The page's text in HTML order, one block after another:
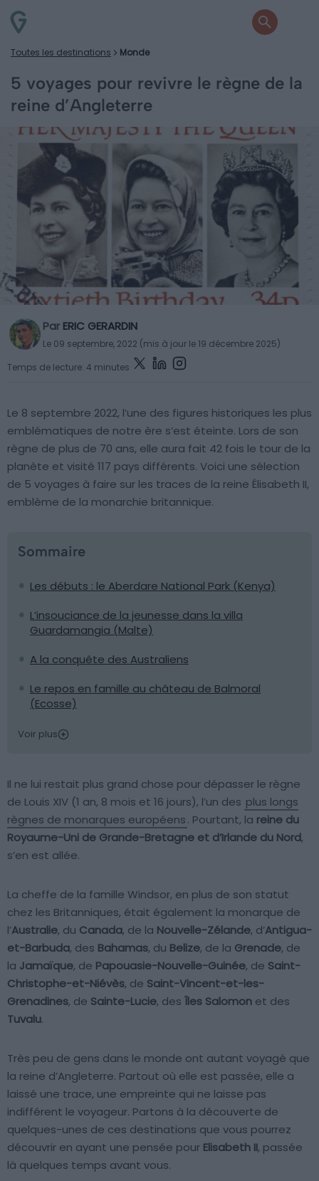
Toutes les destinations Monde
5 voyages pour revivre le règne de la
reine d’Angleterre
Par ERIC GERARDIN
Le 09 septembre, 2022 (mis à jour le 19 décembre 2025)
Temps de lecture: 4 minutes
Le 8 septembre 2022, l’une des figures historiques les plus
emblématiques de notre ère s’est éteinte. Lors de son
règne de plus de 70 ans, elle aura fait 42 fois le tour de la
planète et visité 117 pays différents. Voici une sélection
de 5 voyages à faire sur les traces de la reine Élisabeth II,
emblème de la monarchie britannique.
Sommaire
Les débuts : le Aberdare National Park (Kenya)
L’insouciance de la jeunesse dans la villa
Guardamangia (Malte)
A la conquête des Australiens
Le repos en famille au château de Balmoral
(Ecosse)
Voir plus
Il ne lui restait plus grand chose pour dépasser le règne
de Louis XIV (1 an, 8 mois et 16 jours), l’un des plus longs
règnes de monarques européens. Pourtant, la reine du
Royaume-Uni de Grande-Bretagne et d’Irlande du Nord,
s’en est allée.
La cheffe de la famille Windsor, en plus de son statut
chez les Britanniques, était également la monarque de
l’Australie, du Canada, de la Nouvelle-Zélande, d’Antigua-
et-Barbuda, des Bahamas, du Belize, de la Grenade, de
la Jamaïque, de Papouasie-Nouvelle-Guinée, de Saint-
Christophe-et-Niévès, de Saint-Vincent-et-les-
Grenadines, de Sainte-Lucie, des Îles Salomon et des
Tuvalu.
Très peu de gens dans le monde ont autant voyagé que
la reine d’Angleterre. Partout où elle est passée, elle a
laissé une trace, une empreinte qui ne laisse pas
indifférent le voyageur. Partons à la découverte de
quelques-unes de ces destinations que vous pourrez
découvrir en ayant une pensée pour Elisabeth II, passée
là quelques temps avant vous.